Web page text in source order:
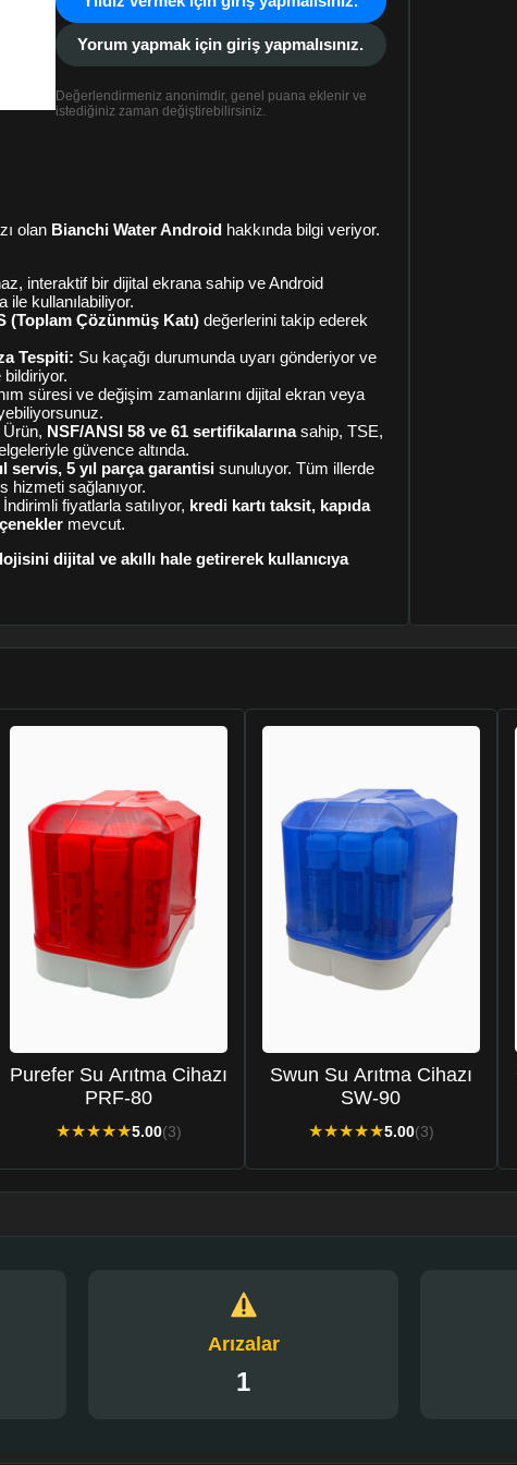
Yorum yapmak için giriş yapmalısınız.
Değerlendirmeniz anonimdir, genel puana eklenir ve
istediğiniz zaman değiştirebilirsiniz.
olan Bianchi Water Androidhakkında bilgi veriyor.
interaktif bir dijital ekrana sahip ve Android
ile kullanılabiliyor.
(Toplam Çözünmüş Katı)değerlerini takip ederek
Tespiti: Su kaçağı durumunda uyarı gönderiyor ve
bildiriyor.
süresi ve değişim zamanlarını dijital ekran veya
Ürün, NSF/ANSI 58 ve 61 sertifikalarınasahip, TSE,
güvence altında.
servis, 5 yıl parça garantisisunuluyor. Tüm illerde
hizmeti sağlanıyor.
İndirimli fiyatlarla satılıyor, kredi kartı taksit, kapıda
mevcut.
dijital ve akıllı hale getirerek kullanıcıya
Purefer Su Arıtma Cihazı
PRF-80
★★★★★5.00(3)
Swun Su Arıtma Cihazı
SW-90
★★★★★5.00(3)
Arızalar
1